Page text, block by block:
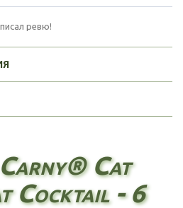
ревю!
Cat
Cocktail - 6